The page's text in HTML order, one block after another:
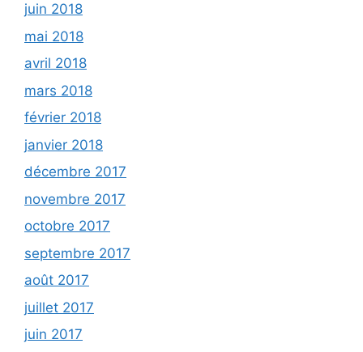
juin 2018
mai 2018
avril 2018
mars 2018
février 2018
janvier 2018
décembre 2017
novembre 2017
octobre 2017
septembre 2017
août 2017
juillet 2017
juin 2017